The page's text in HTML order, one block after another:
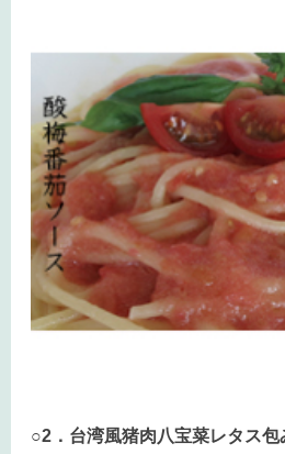
○2．台湾風猪肉八宝菜レタス